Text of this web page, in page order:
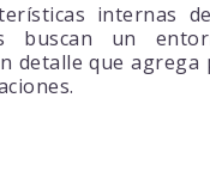
internas
buscan un
detalle que